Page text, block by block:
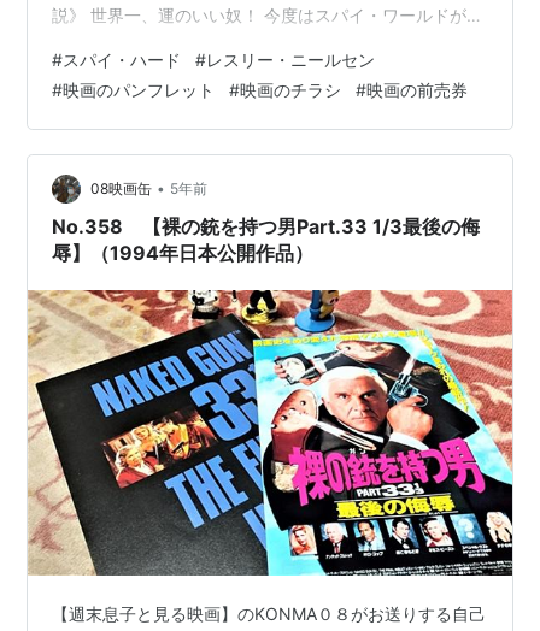
説》 世界一、運のいい奴！ 今度はスパイ・ワールドが戦
もある国際的スパイディック・スティール。殺しても死
なないが敵を笑い殺す《笑い殺しのライセンス》を持つ
ディックは得意のパロディを武器にいかなる困難にも屈
しない男だ。 そのディックを演じるのが【裸の銃を持つ
男】シリーズのフランク・トレビン警部役で大ブレイク
したレスリー・ニールセン。…
#スパイ・ハード #レスリー・ニールセン
#映画のパンフレット #映画のチラシ #映画の前売券
08映画缶 • 5年前
No.358 【裸の銃を持つ男Part.33 1/3最後の侮
辱】（1994年日本公開作品）
【週末息子と見る映画】のKONMA０８がお送りする自己